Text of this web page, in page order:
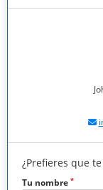
¿Prefieres que
Tu nombre *